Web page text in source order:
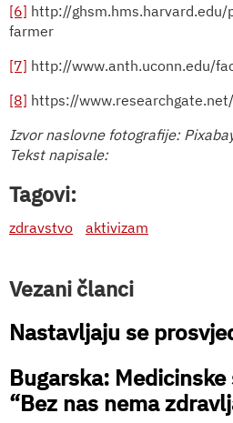
[6] http://
farmer
[7] http://www.anth.uconn.edu/
[8] https://
Izvor naslovne fotografije:
Tekst napisale:
Tagovi:
zdravstvo aktivizam
Vezani članci
Nastavljaju se
Bugarska:
“Bez nas nema